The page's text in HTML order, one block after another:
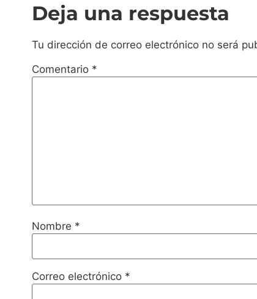
Deja una respuesta
Tu dirección de correo electrónico no será
Comentario *
Nombre *
Correo electrónico *